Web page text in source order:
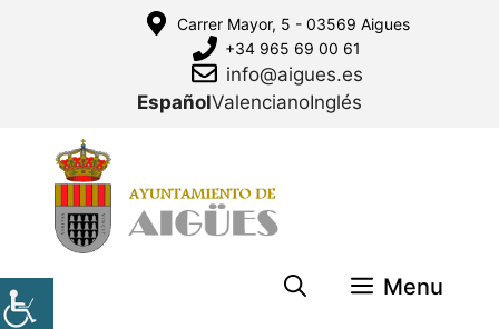
Carrer Mayor, 5 - 03569 Aigues
+34 965 69 00 61
info@aigues.es
EspañolValencianoInglés
Menu